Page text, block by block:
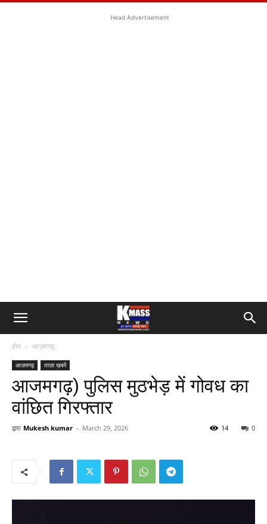
Head Advertisement
होम आज़मगढ़
आज़मगढ़ ताज़ा ख़बरें
आजमगढ़) पुलिस मुठभेड़ में गोवध का
वांछित गिरफ्तार
द्वारा Mukesh kumar - March 29, 2026 0
14